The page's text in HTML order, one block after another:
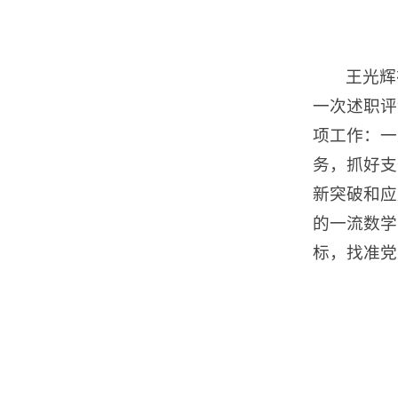
王光
一次述职
项工作：
务，抓好
新突破和
的一流数
标，找准